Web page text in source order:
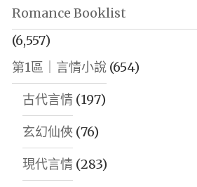
Romance Booklist
(6,557)
第1區｜言情小說(654)
古代言情(197)
玄幻仙俠 (76)
現代言情(283)